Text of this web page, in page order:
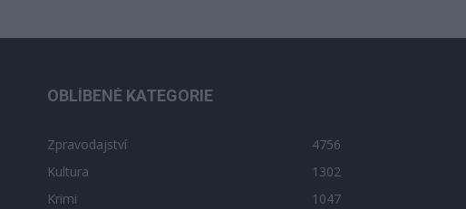
OBLÍBENÉ KATEGORIE
Zpravodajství
4756
Kultura
1302
Krimi
1047